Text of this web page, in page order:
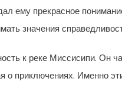
ему прекрасное
значения
к реке Миссисипи. Он
приключениях. Именно